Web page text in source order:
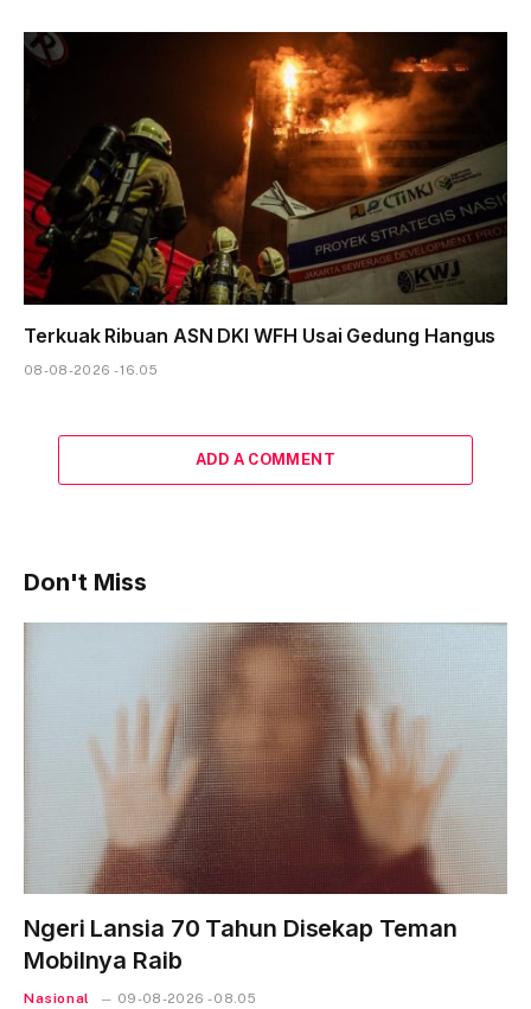
Terkuak Ribuan ASN DKI WFH Usai Gedung Hangus
08-08-2026 - 16.05
ADD A COMMENT
Don't Miss
Ngeri Lansia 70 Tahun Disekap Teman
Mobilnya Raib
Nasional 09-08-2026 - 08.05